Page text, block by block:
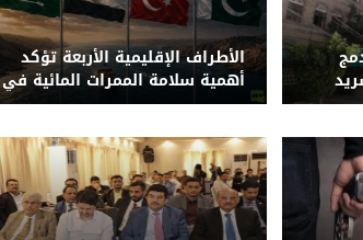
الأطراف الإقليمية الأربعة تؤكد
أهمية سلامة الممرات المائية في
باب المندب